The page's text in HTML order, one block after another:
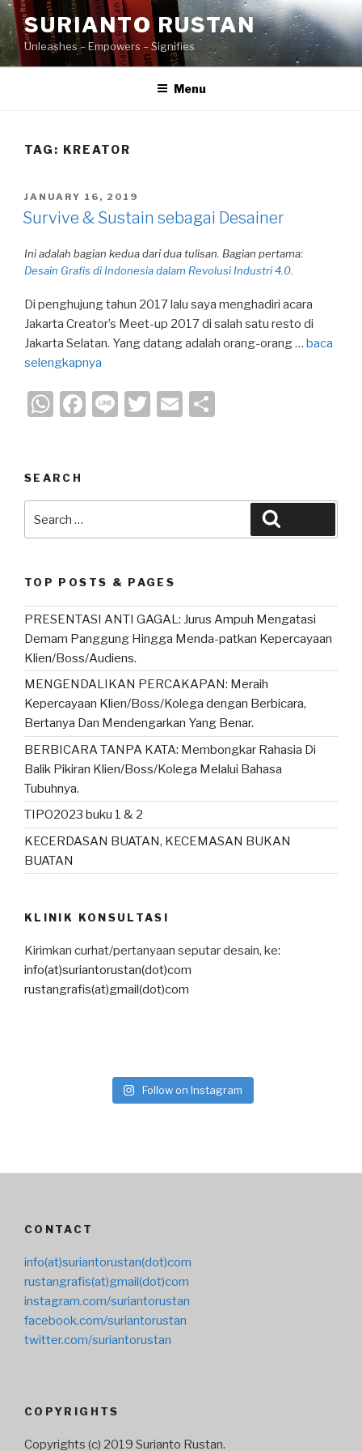
Skip
to
content
SURIANTO RUSTAN
Unleashes – Empowers – Signifies
Menu
TAG: KREATOR
POSTED
ON
JANUARY 16, 2019
Survive & Sustain sebagai Desainer
Ini adalah bagian kedua dari dua tulisan. Bagian pertama:
Desain Grafis di Indonesia dalam Revolusi Industri 4.0.
Di penghujung tahun 2017 lalu saya menghadiri acara
Jakarta Creator’s Meet-up 2017 di salah satu resto di
Jakarta Selatan. Yang datang adalah orang-orang … baca
selengkapnya
W
s
A
p
F
b
o
k
Li T
E
SEARCH
for:
TOP POSTS & PAGES
PRESENTASI ANTI GAGAL: Jurus Ampuh Mengatasi
Demam Panggung Hingga Menda-patkan Kepercayaan
Klien/Boss/Audiens.
MENGENDALIKAN PERCAKAPAN: Meraih
Kepercayaan Klien/Boss/Kolega dengan Berbicara,
Bertanya Dan Mendengarkan Yang Benar.
BERBICARA TANPA KATA: Membongkar Rahasia Di
Balik Pikiran Klien/Boss/Kolega Melalui Bahasa
Tubuhnya.
TIPO2023 buku 1 & 2
KECERDASAN BUATAN, KECEMASAN BUKAN
BUATAN
KLINIK KONSULTASI
Kirimkan curhat/pertanyaan seputar desain, ke:
info(at)suriantorustan(dot)com
rustangrafis(at)gmail(dot)com
Follow on Instagram
CONTACT
info(at)suriantorustan(dot)com
rustangrafis(at)gmail(dot)com
instagram.com/suriantorustan
facebook.com/suriantorustan
twitter.com/suriantorustan
COPYRIGHTS
Copyrights (c) 2019 Surianto Rustan.